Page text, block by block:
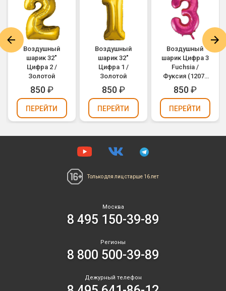
Воздушный
шарик 32"
Цифра 2 /
Золотой
850₽
ПЕРЕЙТИ
Воздушный
шарик 32"
Цифра 1 /
Золотой
850₽
ПЕРЕЙТИ
Воздушный
шарик Цифра 3
Fuchsia /
Фуксия (1207-
2978)
850₽
ПЕРЕЙТИ
Только для лиц старше 16 лет
Москва
8 495 150-39-89
Регионы
8 800 500-39-89
Дежурный телефон